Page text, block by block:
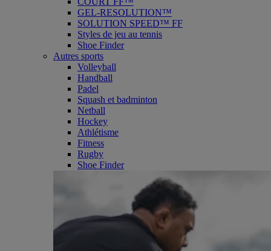
GEL-RESOLUTION™
SOLUTION SPEED™ FF
Styles de jeu au tennis
Shoe Finder
Autres sports
Volleyball
Handball
Padel
Squash et badminton
Netball
Hockey
Athlétisme
Fitness
Rugby
Shoe Finder